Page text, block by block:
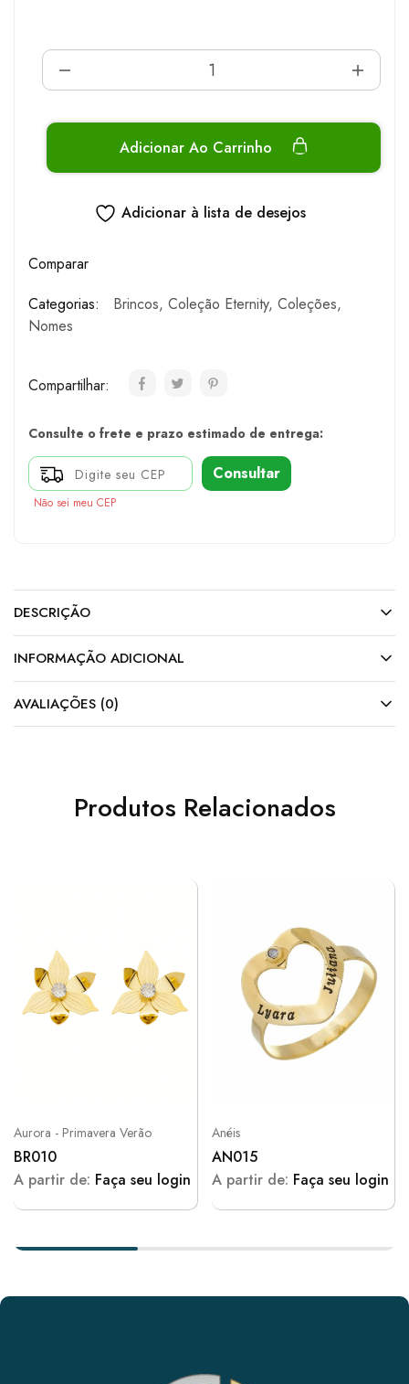
Adicionar Ao Carrinho
Adicionar à lista de desejos
Comparar
Categorias:
Brincos, Coleção Eternity, Coleções,
Nomes
Compartilhar:
Consulte o frete e prazo estimado de entrega:
Consultar
Não sei meu CEP
DESCRIÇÃO
INFORMAÇÃO ADICIONAL
AVALIAÇÕES (0)
Produtos Relacionados
Aurora - Primavera Verão
BR010
A partir de: Faça seu login
Anéis
AN015
A partir de: Faça seu login